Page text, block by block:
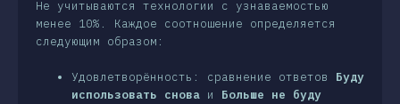
Не учитываются технологии с узнаваемостью
менее 10%. Каждое соотношение определяется
следующим образом:
Удовлетворённость: сравнение ответов Буду
использовать снова и Больше не буду